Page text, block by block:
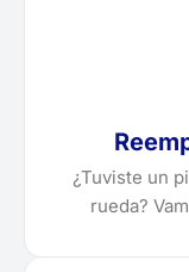
¿Tuviste un
rueda?